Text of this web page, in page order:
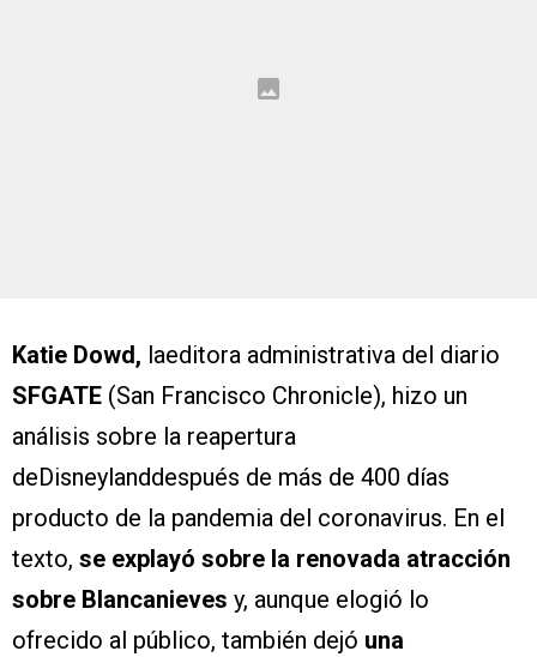
Katie Dowd, laeditora administrativa del diario
SFGATE (San Francisco Chronicle), hizo un
análisis sobre la reapertura
deDisneylanddespués de más de 400 días
producto de la pandemia del coronavirus. En el
texto, se explayó sobre la renovada atracción
sobre Blancanieves y, aunque elogió lo
ofrecido al público, también dejó una